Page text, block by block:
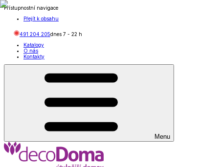
Přístupnostní navigace
Přejít k obsahu
491 204 205dnes 7 - 22 h
Katalogy
O nás
Kontakty
Menu